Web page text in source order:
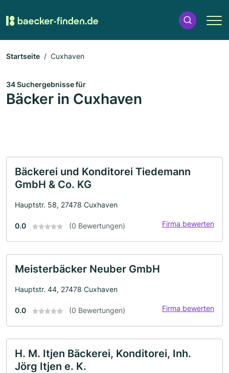
Startseite Cuxhaven
34 Suchergebnisse für
Bäcker in Cuxhaven
Bäckerei und Konditorei Tiedemann
GmbH & Co. KG
Hauptstr. 58, 27478 Cuxhaven
0.0 (0 Bewertungen) Firma bewerten
Meisterbäcker Neuber GmbH
Hauptstr. 44, 27478 Cuxhaven
0.0 (0 Bewertungen) Firma bewerten
H. M. Itjen Bäckerei, Konditorei, Inh.
Jörg Itjen e. K.